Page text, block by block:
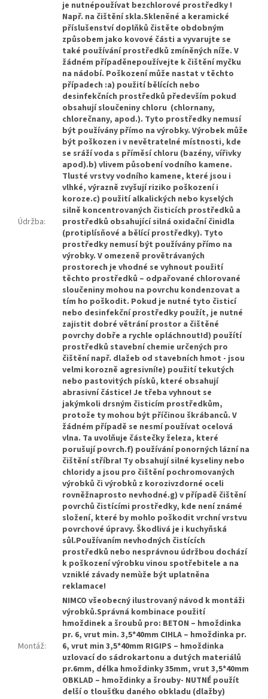
Údržba:
je nutnépoužívat bezchlorové prostředky !
Např. na čištění skla.Skleněné a keramické
příslušenství doplňků čistěte obdobným
způsobem jako kovové části a vyvarujte se
také používání prostředků zmíněných níže. V
žádném případěnepoužívejte k čištění myčku
na nádobí. Poškození může nastat v těchto
případech :a) použití bělících nebo
desinfekčních prostředků především pokud
obsahují sloučeniny chloru (chlornany,
chlorečnany, apod.). Tyto prostředky nemusí
být používány přímo na výrobky. Výrobek může
být poškozen i v nevětratelné místnosti, kde
se sráží voda s příměsí chloru (bazény, vířivky
apod).b) vlivem působení vodního kamene.
Tlusté vrstvy vodního kamene, které jsou i
vlhké, výrazně zvyšují riziko poškození i
koroze.c) použití alkalických nebo kyselých
silně koncentrovaných čisticích prostředků a
prostředků obsahující silná oxidační činidla
(protiplísňové a bělící prostředky). Tyto
prostředky nemusí být používány přímo na
výrobky. V omezeně provětrávaných
prostorech je vhodné se vyhnout použití
těchto prostředků – odpařované chlorované
sloučeniny mohou na povrchu kondenzovat a
tím ho poškodit. Pokud je nutné tyto čisticí
nebo desinfekční prostředky použít, je nutné
zajistit dobré větrání prostor a čištěné
povrchy dobře a rychle opláchnout!d) použítí
prostředků stavební chemie určených pro
čištění např. dlažeb od stavebních hmot - jsou
velmi korozně agresivní!e) použití tekutých
nebo pastovitých písků, které obsahují
abrasivní částice! Je třeba vyhnout se
jakýmkoli drsným čisticím prostředkům,
protože ty mohou být příčinou škrábanců. V
žádném případě se nesmí používat ocelová
vlna. Ta uvolňuje částečky železa, které
porušují povrch.f) používání ponorných lázní na
čištění stříbra! Ty obsahují silné kyseliny nebo
chloridy a jsou pro čištění pochromovaných
výrobků či výrobků z korozivzdorné oceli
rovněžnaprosto nevhodné.g) v případě čištění
povrchů čistícími prostředky, kde není známé
složení, které by mohlo poškodit vrchní vrstvu
povrchové úpravy. Škodlivá je i kuchyňská
sůl.Používaním nevhodných čistících
prostředků nebo nesprávnou údržbou dochází
k poškození výrobku vinou spotřebitele a na
vzniklé závady nemùže být uplatněna
reklamace!
Montáž:
NIMCO všeobecný ilustrovaný návod k montáži
výrobků.Správná kombinace použití
hmoždinek a šroubů pro: BETON – hmoždinka
pr. 6, vrut min. 3,5*40mm CIHLA – hmoždinka pr.
6, vrut min 3,5*40mm RIGIPS – hmoždinka
uzlovací do sádrokartonu a dutých materiálů
pr.6mm, délka hmoždinky 35mm, vrut 3,5*40mm
OBKLAD – hmoždinky a šrouby- NUTNÉ použít
delší o tloušťku daného obkladu (dlažby)